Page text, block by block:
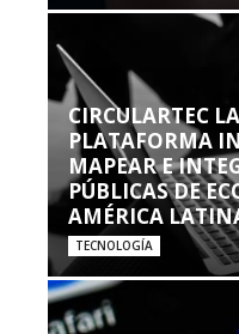
CIRCULARTEC
PLATAFORMA
MAPEAR E
PÚBLICAS DE
AMÉRICA
TECNOLOGÍA